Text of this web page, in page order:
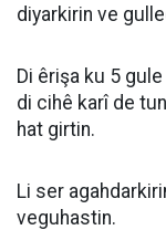
diyarkirin ve
Di êrişa ku 5
di cihê karî de
hat girtin.
Li ser
veguhastin.